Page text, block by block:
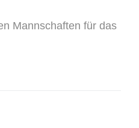
Mannschaften für das